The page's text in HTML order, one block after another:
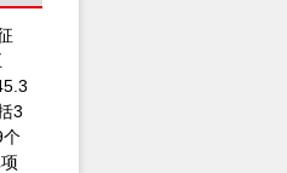
3
个